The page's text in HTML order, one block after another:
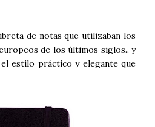
de notas que utilizaban los
de los últimos siglos.. y
estilo práctico y elegante que